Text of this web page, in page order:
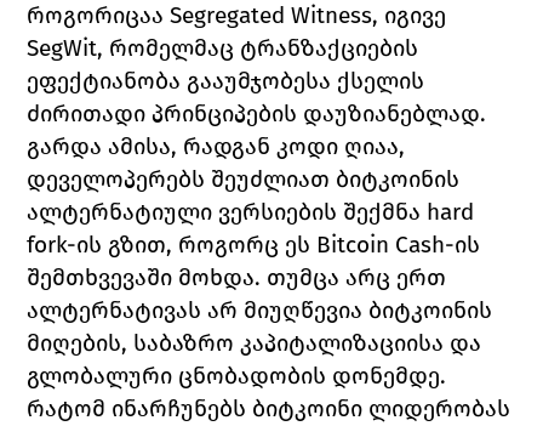
როგორიცაა Segregated Witness, იგივე
SegWit, რომელმაც ტრანზაქციების
ეფექტიანობა გააუმჯობესა ქსელის
ძირითადი პრინციპების დაუზიანებლად.
გარდა ამისა, რადგან კოდი ღიაა,
დეველოპერებს შეუძლიათ ბიტკოინის
ალტერნატიული ვერსიების შექმნა hard
fork-ის გზით, როგორც ეს Bitcoin Cash-ის
შემთხვევაში მოხდა. თუმცა არც ერთ
ალტერნატივას არ მიუღწევია ბიტკოინის
მიღების, საბაზრო კაპიტალიზაციისა და
გლობალური ცნობადობის დონემდე.
რატომ ინარჩუნებს ბიტკოინი ლიდერობას